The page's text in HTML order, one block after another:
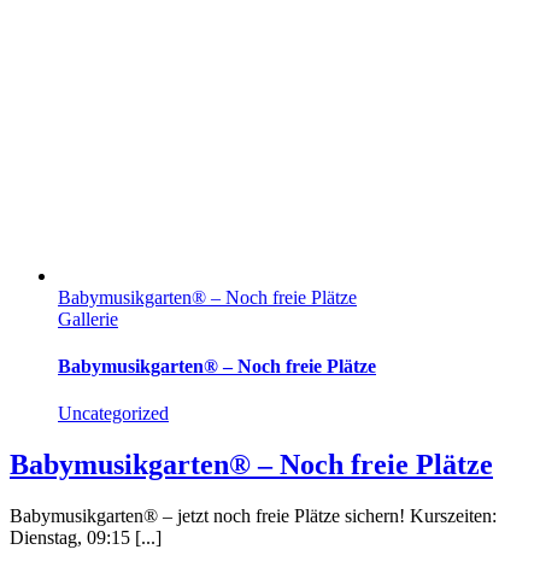
Babymusikgarten® – Noch freie Plätze
Gallerie
Babymusikgarten® – Noch freie Plätze
Uncategorized
Babymusikgarten® – Noch freie Plätze
Babymusikgarten® – jetzt noch freie Plätze sichern! Kurszeiten:
Dienstag, 09:15 [...]